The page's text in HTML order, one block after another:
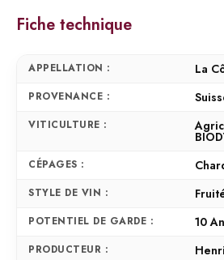
Fiche technique
APPELLATION : La
PROVENANCE :
VITICULTURE :
CÉPAGES :
STYLE DE VIN :
POTENTIEL DE GARDE : 10
PRODUCTEUR :